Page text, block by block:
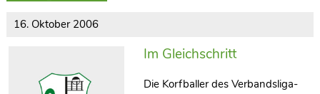
16. Oktober 2006
Im Gleichschritt
Die Korfballer des Verbandsliga-